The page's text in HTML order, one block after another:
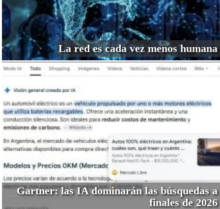
La red es cada vez menos humana
Gartner: las IA dominarán las búsquedas a
finales de 2026